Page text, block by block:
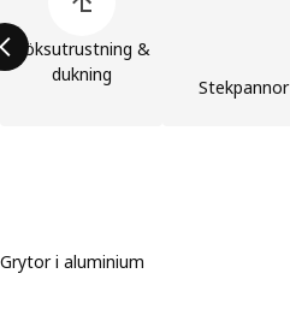
Köksutrustning &
dukning
Stekpannor
Grytor i aluminium